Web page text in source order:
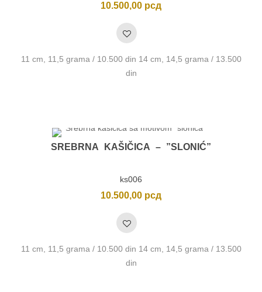
10.500,00 рсд
11 cm, 11,5 grama / 10.500 din 14 cm, 14,5 grama / 13.500
din
SREBRNA KAŠIČICA – ”SLONIĆ”
ks006
10.500,00 рсд
11 cm, 11,5 grama / 10.500 din 14 cm, 14,5 grama / 13.500
din